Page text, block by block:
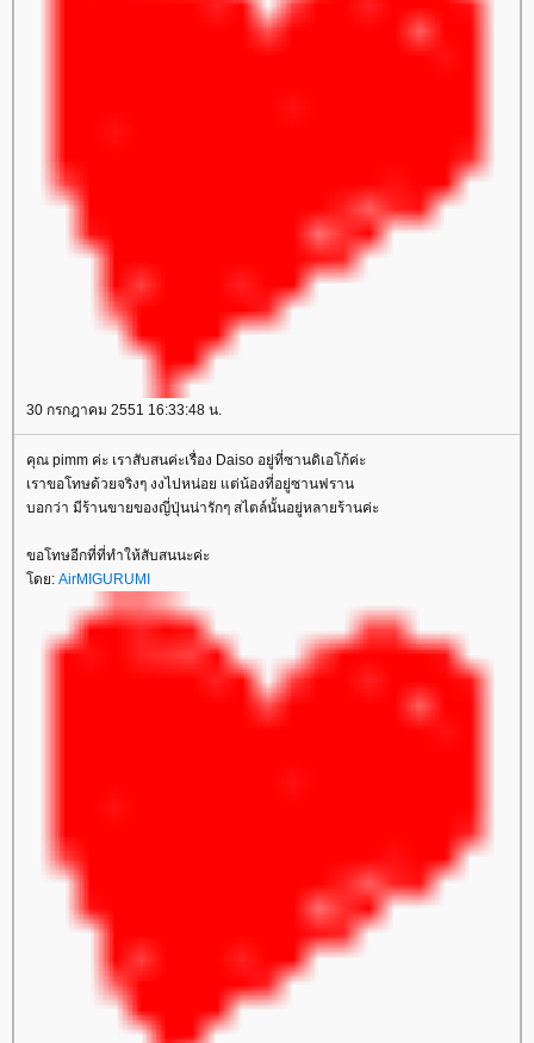
30 กรกฎาคม 2551 16:33:48 น.
คุณ pimm ค่ะ เราสับสนค่ะเรื่อง Daiso อยู่ที่ซานดิเอโก้ค่ะ
เราขอโทษด้วยจริงๆ งงไปหน่อย แต่น้องที่อยู่ซานฟราน
บอกว่า มีร้านขายของญี่ปุ่นน่ารักๆ สไตล์นั้นอยู่หลายร้านค่ะ
ขอโทษอีกที่ที่ทำให้สับสนนะค่ะ
ดย: AirMIGURUMI